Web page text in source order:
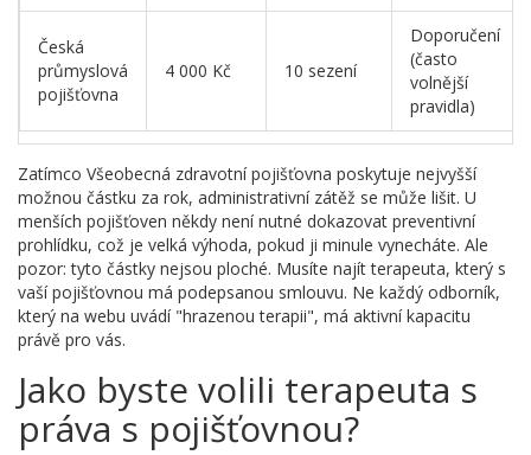
Česká
průmyslová
pojišťovna
4 000 Kč 10 sezení
Doporučení
(často
volnější
pravidla)
Zatímco Všeobecná zdravotní pojišťovna poskytuje nejvyšší
možnou částku za rok, administrativní zátěž se může lišit. U
menších pojišťoven někdy není nutné dokazovat preventivní
prohlídku, což je velká výhoda, pokud ji minule vynecháte. Ale
pozor: tyto částky nejsou ploché. Musíte najít terapeuta, který s
vaší pojišťovnou má podepsanou smlouvu. Ne každý odborník,
který na webu uvádí "hrazenou terapii", má aktivní kapacitu
právě pro vás.
Jako byste volili terapeuta s
práva s pojišťovnou?